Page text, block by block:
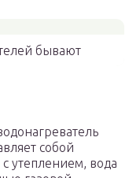
бывают
собой
утеплением, вода